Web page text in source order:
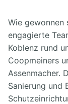
Wie gewonnen
engagierte
Koblenz rund
Coopmeiners
Assenmacher.
Sanierung und